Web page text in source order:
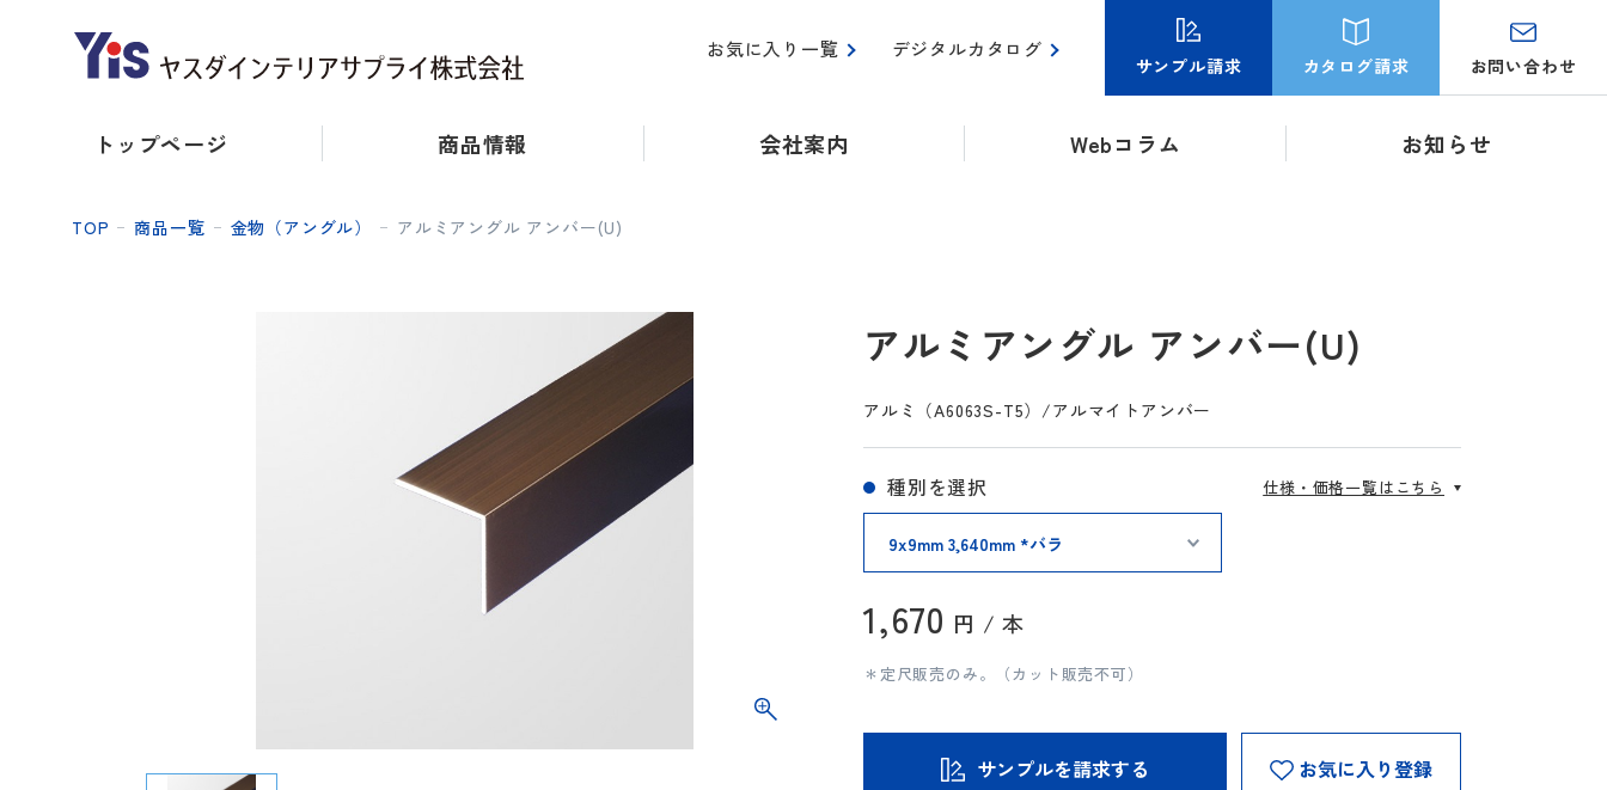
トップページ 商品情報 会社案内 Webコラム お知らせ
お気に入り一覧 デジタルカタログ
サンプル請求 カタログ請求 お問い合わせ
TOP 商品一覧 金物（アングル） アルミアングル アンバー(U)
アルミアングル アンバー(U)
アルミ（A6063S-T5）/アルマイトアンバー
仕様・価格一覧はこちら
種別を選択
1,670 円 / 本
＊定尺販売のみ。（カット販売不可）
サンプルを請求する お気に入り登録